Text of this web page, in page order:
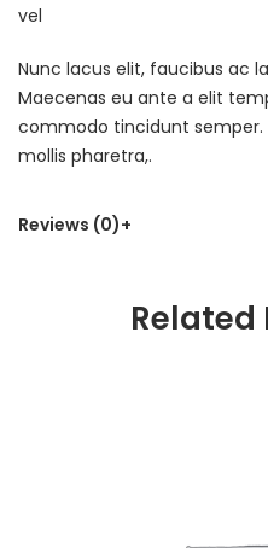
vel
Nunc lacus elit, faucibus ac
Maecenas eu ante a elit
commodo tincidunt semper.
mollis pharetra,.
Reviews (0)
Related